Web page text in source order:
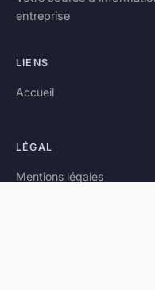
entreprise
LIENS
Accueil
LÉGAL
Mentions légales